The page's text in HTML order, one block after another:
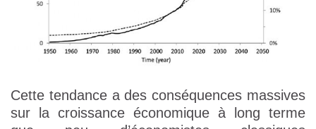
Cette tendance a des conséquences massives
sur la croissance économique à long terme